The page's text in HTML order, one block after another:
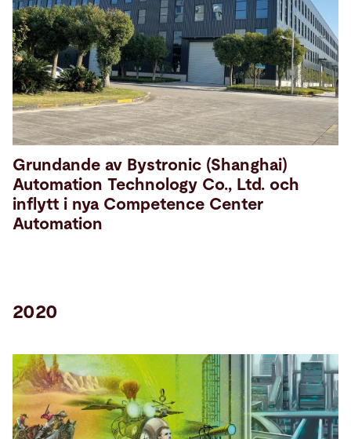
Grundande av Bystronic (Shanghai)
Automation Technology Co., Ltd. och
inflytt i nya Competence Center
Automation
2020